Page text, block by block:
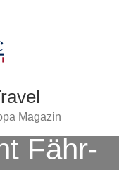
Magazin
Fähr-